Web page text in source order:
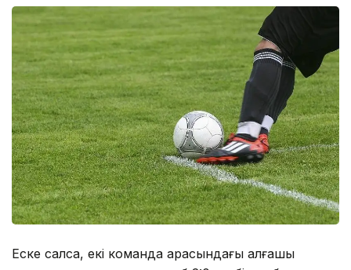
Еске салсақ, екі команда арасындағы алғашқы